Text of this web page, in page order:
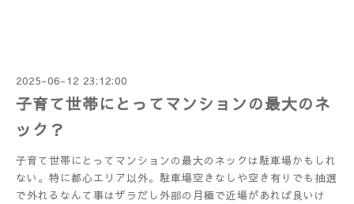
2025-06-12 23:12:00
子育て世帯にとってマンションの最大のネ
ック？
子育て世帯にとってマンションの最大のネックは駐車場かもしれ
ない。特に都心エリア以外。駐車場空きなしや空き有りでも抽選
で外れるなんて事はザラだし外部の月極で近場があれば良いけ